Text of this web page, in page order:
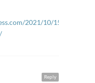
2021/10/15/freitags-
Reply